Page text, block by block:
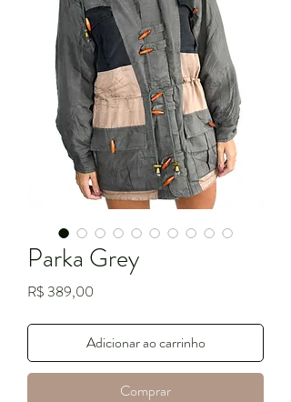
Parka Grey
R$ 389,00
Adicionar ao carrinho
Comprar